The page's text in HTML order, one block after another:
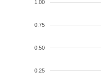
0.25
0.50
0.75
1.00